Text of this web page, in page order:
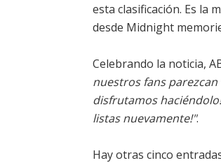
esta clasificación. Es la
desde Midnight
Celebrando la noticia,
nuestros fans
disfrutamos
listas nuevamente!".
Hay otras cinco